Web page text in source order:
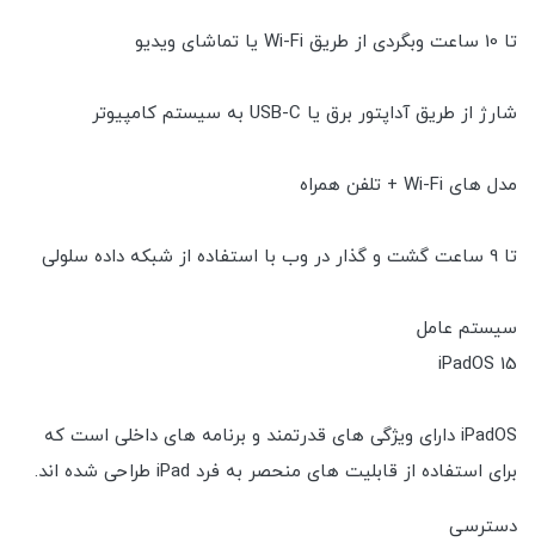
تا 10 ساعت وبگردی از طریق Wi-Fi یا تماشای ویدیو
شارژ از طریق آداپتور برق یا USB-C به سیستم کامپیوتر
مدل های Wi-Fi + تلفن همراه
تا 9 ساعت گشت و گذار در وب با استفاده از شبکه داده سلولی
سیستم عامل
iPadOS 15
iPadOS دارای ویژگی های قدرتمند و برنامه های داخلی است که
برای استفاده از قابلیت های منحصر به فرد iPad طراحی شده اند.
دسترسی